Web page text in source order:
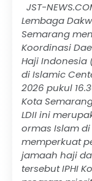
JST-
Lembaga
Semarang
Koordinasi
Haji Indonesia
di Islamic
2026 pukul
Kota
LDII ini
ormas Islam
memperkuat
jamaah haji
tersebut IPHI